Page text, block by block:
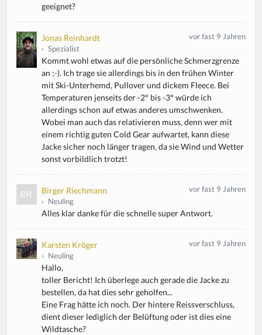
geeignet?
Jonas Reinhardt
› Spezialist
vor fast 9 Jahren
Kommt wohl etwas auf die persönliche Schmerzgrenze
an ;-). Ich trage sie allerdings bis in den frühen Winter
mit Ski-Unterhemd, Pullover und dickem Fleece. Bei
Temperaturen jenseits der -2° bis -3° würde ich
allerdings schon auf etwas anderes umschwenken.
Wobei man auch das relativieren muss, denn wer mit
einem richtig guten Cold Gear aufwartet, kann diese
Jacke sicher noch länger tragen, da sie Wind und Wetter
sonst vorbildlich trotzt!
Birger Riechmann
› Neuling
vor fast 9 Jahren
Alles klar danke für die schnelle super Antwort.
Karsten Kröger
› Neuling
vor fast 9 Jahren
Hallo,
toller Bericht! Ich überlege auch gerade die Jacke zu
bestellen, da hat dies sehr geholfen...
Eine Frag hätte ich noch. Der hintere Reissverschluss,
dient dieser lediglich der Belüftung oder ist dies eine
Wildtasche?